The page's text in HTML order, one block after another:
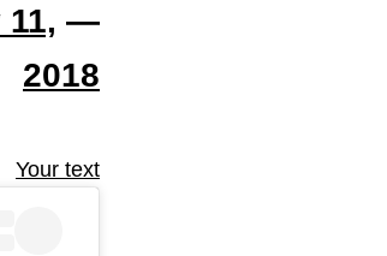
— Erin Willerton (@erinwillerton)
2018
Your text